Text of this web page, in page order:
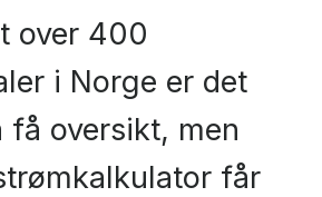
over 400
i Norge er det
få oversikt, men
får